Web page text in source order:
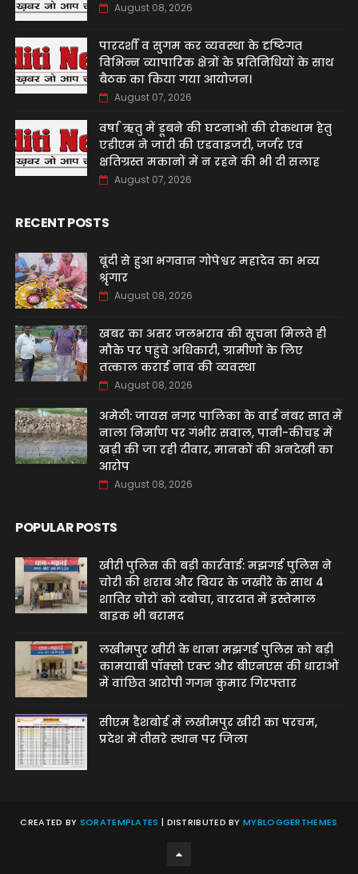
August 08, 2026
पारदर्शी व सुगम कर व्यवस्था के दृष्टिगत
विभिन्न व्यापारिक क्षेत्रों के प्रतिनिधियों के साथ
बैठक का किया गया आयोजन।
August 07, 2026
वर्षा ऋतु में डूबने की घटनाओं की रोकथाम हेतु
एडीएम ने जारी की एडवाइजरी, जर्जर एवं
क्षतिग्रस्त मकानों में न रहने की भी दी सलाह
August 07, 2026
RECENT POSTS
बूंदी से हुआ भगवान गोपेश्वर महादेव का भव्य
श्रृंगार
August 08, 2026
खबर का असर जलभराव की सूचना मिलते ही
मौके पर पहुंचे अधिकारी, ग्रामीणों के लिए
तत्काल कराई नाव की व्यवस्था
August 08, 2026
अमेठी: जायस नगर पालिका के वार्ड नंबर सात में
नाला निर्माण पर गंभीर सवाल, पानी-कीचड़ में
खड़ी की जा रही दीवार, मानकों की अनदेखी का
आरोप
August 08, 2026
POPULAR POSTS
खीरी पुलिस की बड़ी कार्रवाई: मझगई पुलिस ने
चोरी की शराब और बियर के जखीरे के साथ 4
शातिर चोरों को दबोचा, वारदात में इस्तेमाल
बाइक भी बरामद
लखीमपुर खीरी के थाना मझगई पुलिस को बड़ी
कामयाबी पॉक्सो एक्ट और बीएनएस की धाराओं
में वांछित आरोपी गगन कुमार गिरफ्तार
सीएम डैशबोर्ड में लखीमपुर खीरी का परचम,
प्रदेश में तीसरे स्थान पर जिला
CREATED BY SORATEMPLATES | DISTRIBUTED BYMYBLOGGERTHEMES